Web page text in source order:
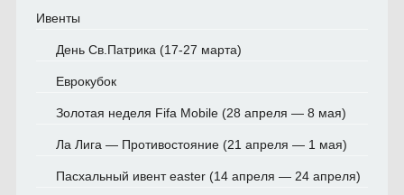
Ивенты
День Св.Патрика (17-27 марта)
Еврокубок
Золотая неделя Fifa Mobile (28 апреля — 8 мая)
Ла Лига — Противостояние (21 апреля — 1 мая)
Пасхальный ивент easter (14 апреля — 24 апреля)